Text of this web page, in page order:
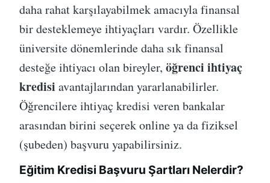
daha rahat karşılayabilmek amacıyla finansal
bir desteklemeye ihtiyaçları vardır. Özellikle
üniversite dönemlerinde daha sık finansal
desteğe ihtiyacı olan bireyler, öğrenci ihtiyaç
kredisi avantajlarından yararlanabilirler.
Öğrencilere ihtiyaç kredisi veren bankalar
arasından birini seçerek online ya da fiziksel
(şubeden) başvuru yapabilirsiniz.
Eğitim Kredisi Başvuru Şartları Nelerdir?